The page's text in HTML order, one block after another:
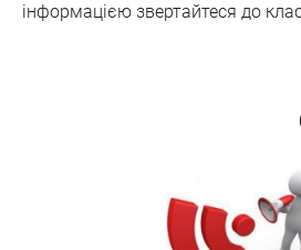
інформацією звертайтеся до